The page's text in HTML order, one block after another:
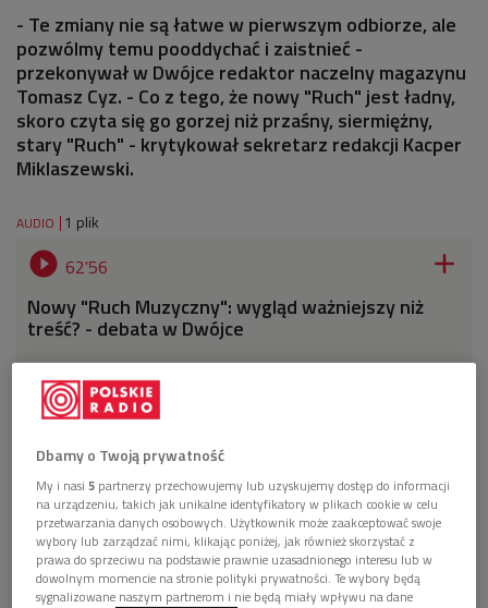
- Te zmiany nie są łatwe w pierwszym odbiorze, ale
pozwólmy temu pooddychać i zaistnieć -
przekonywał w Dwójce redaktor naczelny magazynu
Tomasz Cyz. - Co z tego, że nowy "Ruch" jest ładny,
skoro czyta się go gorzej niż przaśny, siermiężny,
stary "Ruch" - krytykował sekretarz redakcji Kacper
Miklaszewski.
AUDIO 1 plik
 62'56 
Nowy "Ruch Muzyczny": wygląd ważniejszy niż
treść? - debata w Dwójce
Dbamy o Twoją prywatność
My i nasi5 partnerzy przechowujemy lub uzyskujemy dostęp do informacji
na urządzeniu, takich jak unikalne identyfikatory w plikach cookie w celu
przetwarzania danych osobowych. Użytkownik może zaakceptować swoje
wybory lub zarządzać nimi, klikając poniżej, jak również skorzystać z
prawa do sprzeciwu na podstawie prawnie uzasadnionego interesu lub w
dowolnym momencie na stronie polityki prywatności. Te wybory będą
sygnalizowane naszym partnerom i nie będą miały wpływu na dane